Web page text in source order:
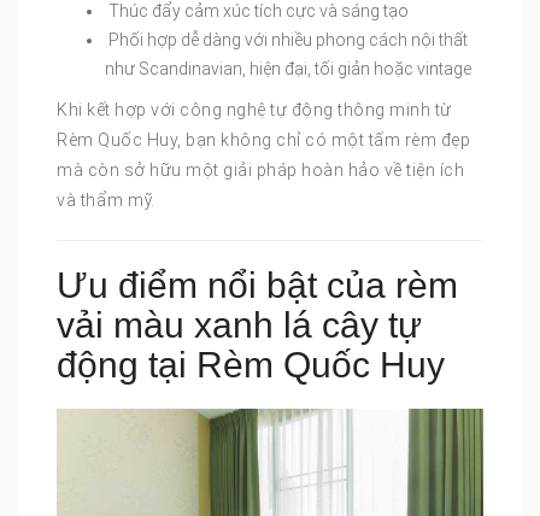
Thúc đẩy cảm xúc tích cực và sáng tạo
Phối hợp dễ dàng với nhiều phong cách nội thất
như Scandinavian, hiện đại, tối giản hoặc vintage
Khi kết hợp với công nghệ tự động thông minh từ
Rèm Quốc Huy, bạn không chỉ có một tấm rèm đẹp
mà còn sở hữu một giải pháp hoàn hảo về tiện ích
và thẩm mỹ.
Ưu điểm nổi bật của rèm
vải màu xanh lá cây tự
động tại Rèm Quốc Huy